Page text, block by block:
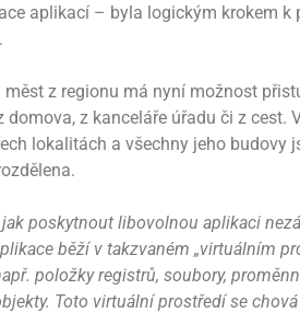
aplikací – byla logickým krokem k
z regionu má nyní možnost
z kanceláře úřadu či z cest.
lokalitách a všechny jeho budovy
poskytnout libovolnou aplikaci
běží v takzvaném „virtuálním
položky registrů, soubory,
Toto virtuální prostředí se